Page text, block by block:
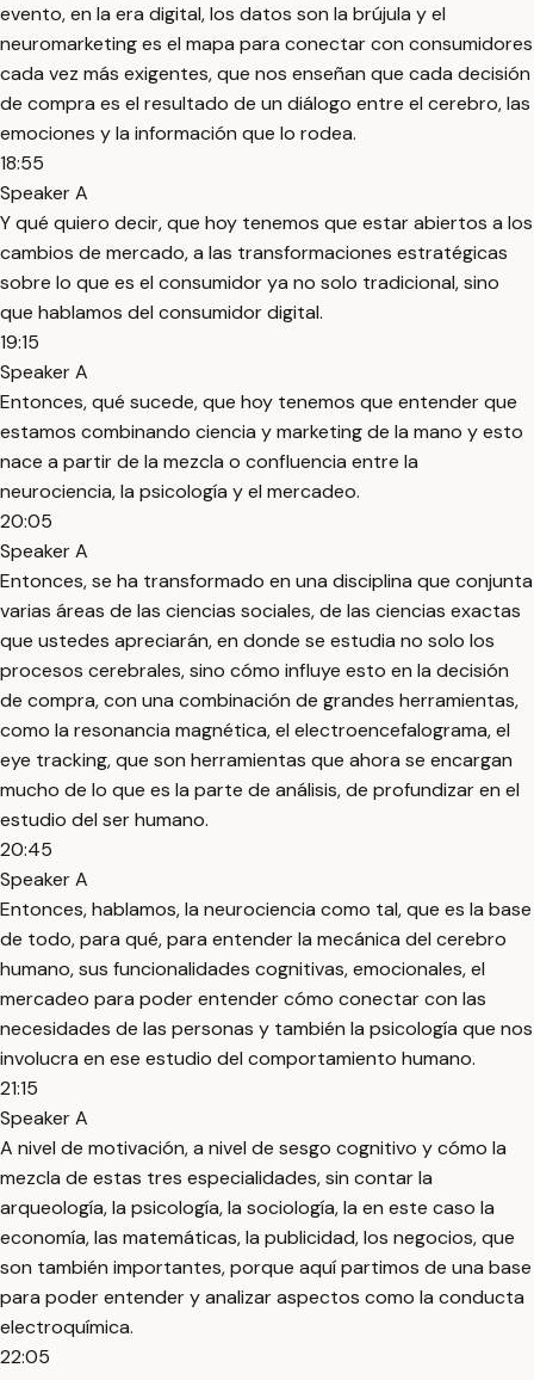
evento, en la era digital, los datos son la brújula y el
neuromarketing es el mapa para conectar con consumidores
cada vez más exigentes, que nos enseñan que cada decisión
de compra es el resultado de un diálogo entre el cerebro, las
emociones y la información que lo rodea.
18:55
Speaker A
Y qué quiero decir, que hoy tenemos que estar abiertos a los
cambios de mercado, a las transformaciones estratégicas
sobre lo que es el consumidor ya no solo tradicional, sino
que hablamos del consumidor digital.
19:15
Speaker A
Entonces, qué sucede, que hoy tenemos que entender que
estamos combinando ciencia y marketing de la mano y esto
nace a partir de la mezcla o confluencia entre la
neurociencia, la psicología y el mercadeo.
20:05
Speaker A
Entonces, se ha transformado en una disciplina que conjunta
varias áreas de las ciencias sociales, de las ciencias exactas
que ustedes apreciarán, en donde se estudia no solo los
procesos cerebrales, sino cómo influye esto en la decisión
de compra, con una combinación de grandes herramientas,
como la resonancia magnética, el electroencefalograma, el
eye tracking, que son herramientas que ahora se encargan
mucho de lo que es la parte de análisis, de profundizar en el
estudio del ser humano.
20:45
Speaker A
Entonces, hablamos, la neurociencia como tal, que es la base
de todo, para qué, para entender la mecánica del cerebro
humano, sus funcionalidades cognitivas, emocionales, el
mercadeo para poder entender cómo conectar con las
necesidades de las personas y también la psicología que nos
involucra en ese estudio del comportamiento humano.
21:15
Speaker A
A nivel de motivación, a nivel de sesgo cognitivo y cómo la
mezcla de estas tres especialidades, sin contar la
arqueología, la psicología, la sociología, la en este caso la
economía, las matemáticas, la publicidad, los negocios, que
son también importantes, porque aquí partimos de una base
para poder entender y analizar aspectos como la conducta
electroquímica.
22:05